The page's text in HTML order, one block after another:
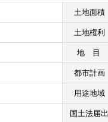
土地面積
土地権利
地目
都市計画
用途地域
国土法届出